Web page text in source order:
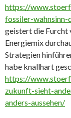
https://
fossiler-
geistert die Furcht
Energiemix
Strategien
habe knallhart
https://
zukunft-sieht-
anders-aussehen/